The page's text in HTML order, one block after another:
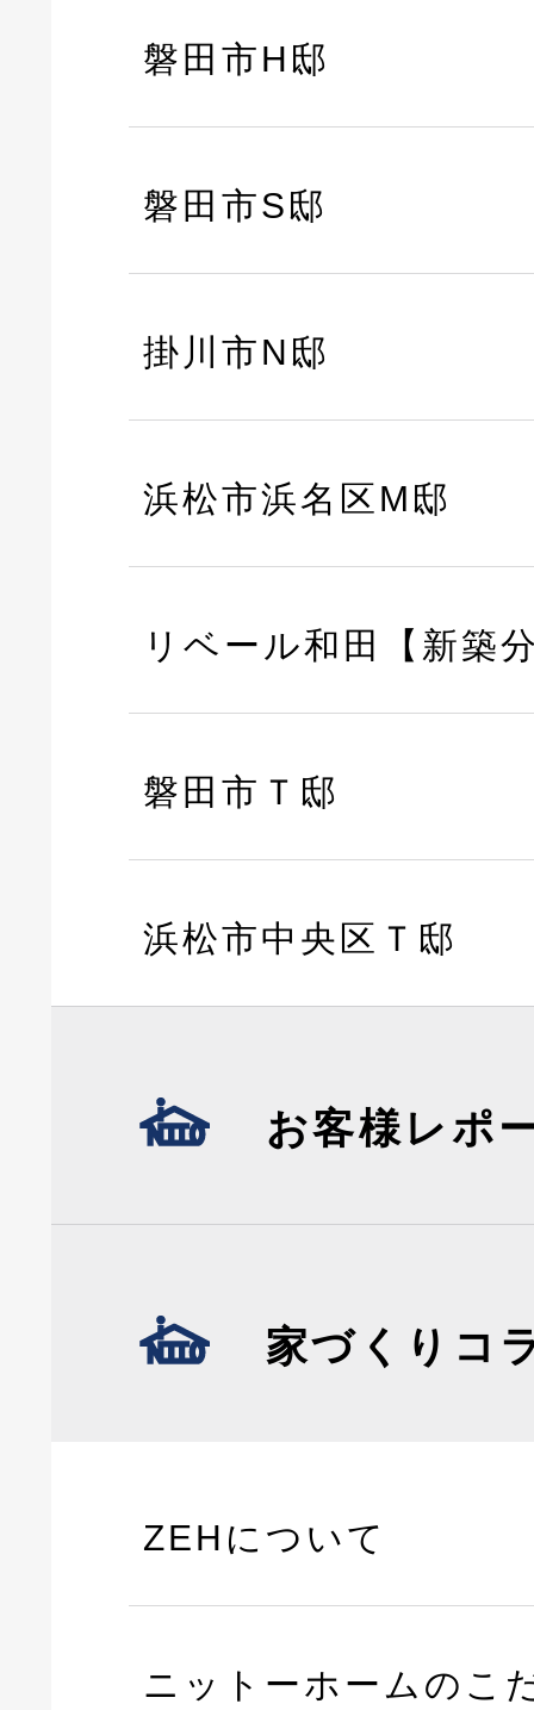
磐田市H邸
磐田市S邸
掛川市N邸
浜松市浜名区M邸
リベール和田【新築
磐田市Ｔ邸
浜松市中央区Ｔ邸
お客様レポ
家づくりコ
ZEHについて
ニットーホームのこ